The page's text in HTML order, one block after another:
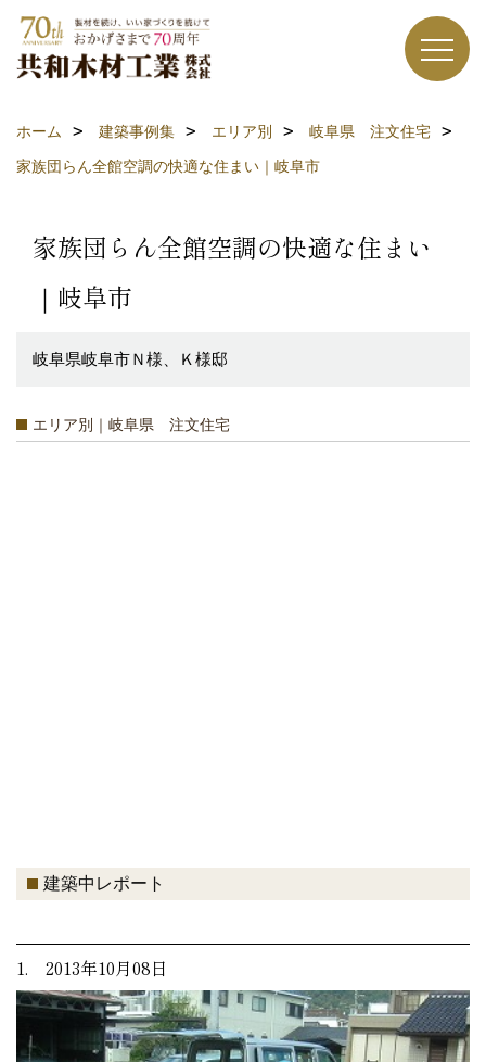
ホーム 建築事例集 エリア別
岐阜県 注文住宅
家族団らん全館空調の快適な住まい｜岐阜市
家族団らん全館空調の快適な住まい
｜岐阜市
岐阜県岐阜市Ｎ様、Ｋ様邸
エリア別｜岐阜県 注文住宅
建築中レポート
1. 2013年10月08日